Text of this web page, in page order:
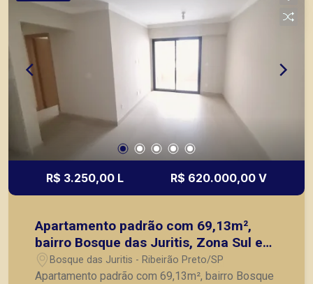
R$ 3.250,00 L R$ 620.000,00 V
Apartamento padrão com 69,13m²,
bairro Bosque das Juritis, Zona Sul em
Ribeirão Preto/SP.
Bosque das Juritis - Ribeirão Preto/SP
Apartamento padrão com 69,13m², bairro Bosque